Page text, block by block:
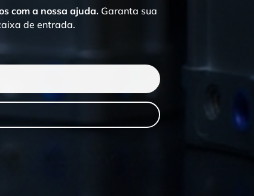
com a nossa ajuda.Garanta sua
de entrada.